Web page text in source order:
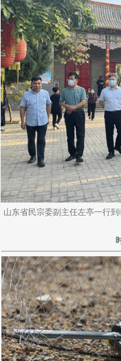
山东省民宗委副主任左亭一行